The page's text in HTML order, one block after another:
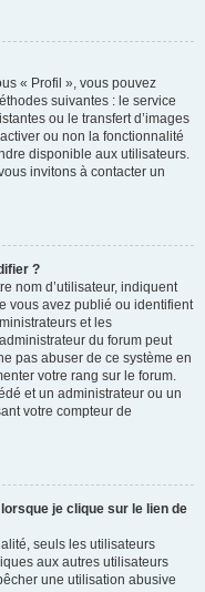
« Profil », vous pouvez
suivantes : le service
ou le transfert d’images
ou non la fonctionnalité
disponible aux utilisateurs.
invitons à contacter un
?
nom d’utilisateur, indiquent
vous avez publié ou identifient
et les
du forum peut
pas abuser de ce système en
votre rang sur le forum.
et un administrateur ou un
votre compteur de
je clique sur le lien de
seuls les utilisateurs
aux autres utilisateurs
une utilisation abusive